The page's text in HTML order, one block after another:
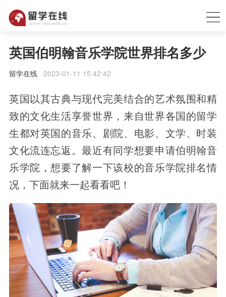
英国伯明翰音乐学院世界排名多少
留学在线2023-01-11 15:42:42
英国以其古典与现代完美结合的艺术氛围和精
致的文化生活享誉世界，来自世界各国的留学
生都对英国的音乐、剧院、电影、文学、时装
文化流连忘返。最近有同学想要申请伯明翰音
乐学院，想要了解一下该校的音乐学院排名情
况，下面就来一起看看吧！